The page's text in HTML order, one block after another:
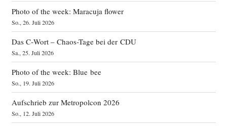
Photo of the week: Maracuja flower
So., 26. Juli 2026
Das C‑Wort – Chaos-Tage bei der CDU
Sa., 25. Juli 2026
Photo of the week: Blue bee
So., 19. Juli 2026
Aufschrieb zur Metropolcon 2026
So., 12. Juli 2026